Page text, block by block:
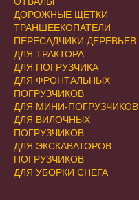
ДОРОЖНЫЕ ЩЁТКИ
ТРАНШЕЕКОПАТЕЛИ
ПЕРЕСАДЧИКИ ДЕРЕВЬЕВ
ДЛЯ ТРАКТОРА
ДЛЯ ПОГРУЗЧИКА
ДЛЯ ФРОНТАЛЬНЫХ
ПОГРУЗЧИКОВ
ДЛЯ МИНИ-ПОГРУЗЧИКОВ
ДЛЯ ВИЛОЧНЫХ
ПОГРУЗЧИКОВ
ДЛЯ ЭКСКАВАТОРОВ-
ПОГРУЗЧИКОВ
ДЛЯ УБОРКИ СНЕГА